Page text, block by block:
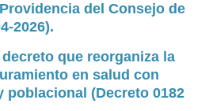
del Consejo de
2026).
que reorganiza la
en salud con
(Decreto 0182